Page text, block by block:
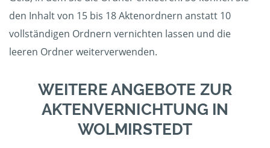
den Inhalt von 15 bis 18 Aktenordnern anstatt 10
vollständigen Ordnern vernichten lassen und die
leeren Ordner weiterverwenden.
WEITERE ANGEBOTE ZUR
AKTENVERNICHTUNG IN
WOLMIRSTEDT